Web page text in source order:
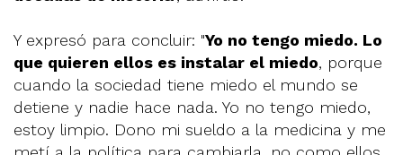
Y expresó para concluir: "Yo no tengo miedo. Lo
que quieren ellos es instalar el miedo, porque
cuando la sociedad tiene miedo el mundo se
detiene y nadie hace nada. Yo no tengo miedo,
estoy limpio. Dono mi sueldo a la medicina y me